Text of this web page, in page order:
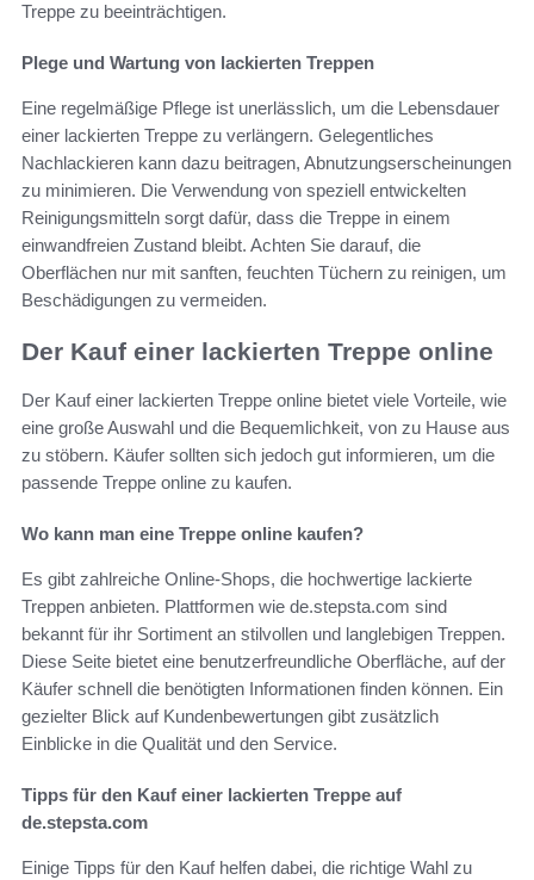
Treppe zu beeinträchtigen.
Plege und Wartung von lackierten Treppen
Eine regelmäßige Pflege ist unerlässlich, um die Lebensdauer
einer lackierten Treppe zu verlängern. Gelegentliches
Nachlackieren kann dazu beitragen, Abnutzungserscheinungen
zu minimieren. Die Verwendung von speziell entwickelten
Reinigungsmitteln sorgt dafür, dass die Treppe in einem
einwandfreien Zustand bleibt. Achten Sie darauf, die
Oberflächen nur mit sanften, feuchten Tüchern zu reinigen, um
Beschädigungen zu vermeiden.
Der Kauf einer lackierten Treppe online
Der Kauf einer lackierten Treppe online bietet viele Vorteile, wie
eine große Auswahl und die Bequemlichkeit, von zu Hause aus
zu stöbern. Käufer sollten sich jedoch gut informieren, um die
passende Treppe online zu kaufen.
Wo kann man eine Treppe online kaufen?
Es gibt zahlreiche Online-Shops, die hochwertige lackierte
Treppen anbieten. Plattformen wie de.stepsta.com sind
bekannt für ihr Sortiment an stilvollen und langlebigen Treppen.
Diese Seite bietet eine benutzerfreundliche Oberfläche, auf der
Käufer schnell die benötigten Informationen finden können. Ein
gezielter Blick auf Kundenbewertungen gibt zusätzlich
Einblicke in die Qualität und den Service.
Tipps für den Kauf einer lackierten Treppe auf
de.stepsta.com
Einige Tipps für den Kauf helfen dabei, die richtige Wahl zu